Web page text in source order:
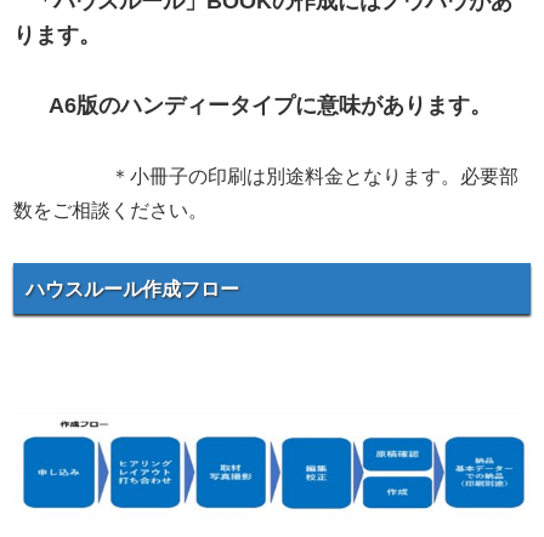
ります。
A6版のハンディータイプに意味があります。
＊小冊子の印刷は別途料金となります。必要部
数をご相談ください。
ハウスルール作成フロー